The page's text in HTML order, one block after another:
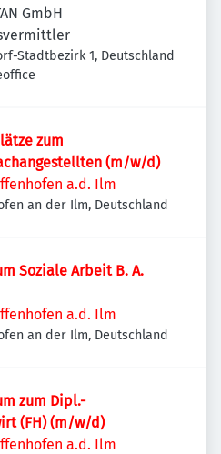
GmbH
Stadtbezirk 1, Deutschland
zum
(m/w/d)
a.d. Ilm
an der Ilm, Deutschland
Soziale Arbeit B. A.
a.d. Ilm
an der Ilm, Deutschland
zum Dipl.-
(FH) (m/w/d)
a.d. Ilm